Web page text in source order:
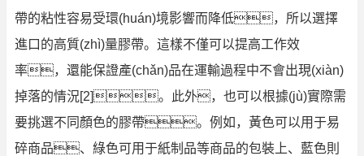
帶的粘性容易受環(huán)境影響而降低，所以選擇
進口的高質(zhì)量膠帶。這樣不僅可以提高工作效
率，還能保證產(chǎn)品在運輸過程中不會出現(xiàn)
掉落的情況[2]。此外，也可以根據(jù)實際需
要挑選不同顏色的膠帶。例如，黃色可以用于易
碎商品、綠色可用于紙制品等商品的包裝上、藍色則